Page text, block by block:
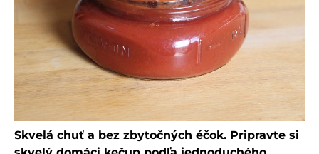
Skvelá chuť a bez zbytočných éčok. Pripravte si